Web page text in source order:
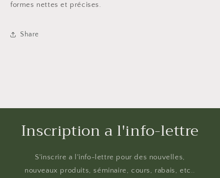
formes nettes et précises.
Share
Inscription a l'info-lettre
S'inscrire a l'info-lettre pour des nouvelles,
nouveaux produits, séminaire, cours, rabais, etc..